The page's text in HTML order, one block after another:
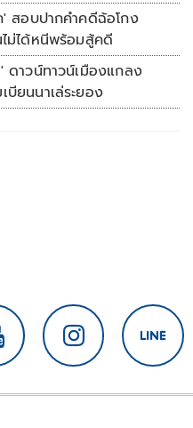
สอบปากคำคดีฉ้อโกง
ไม่ได้หนีพร้อมสู้คดี
ดาวน์ทาวน์เมืองแกลง
บียนนาเล่ระยอง